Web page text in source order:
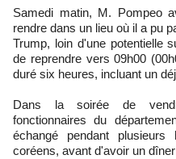
Samedi matin, M. Pompeo
rendre dans un lieu où il a pu
Trump, loin d'une potentielle
de reprendre vers 09h00
duré six heures, incluant un
Dans la soirée de
fonctionnaires du
échangé pendant
coréens, avant d'avoir un